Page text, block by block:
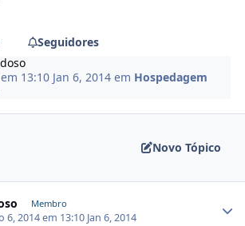
Seguidores
13:10 Jan 6, 2014 em Hospedagem
Novo Tópico
Membro
6, 2014 em 13:10 Jan 6, 2014